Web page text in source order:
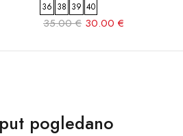
36 38 39 40
35.00 € 30.00 €
pogledano